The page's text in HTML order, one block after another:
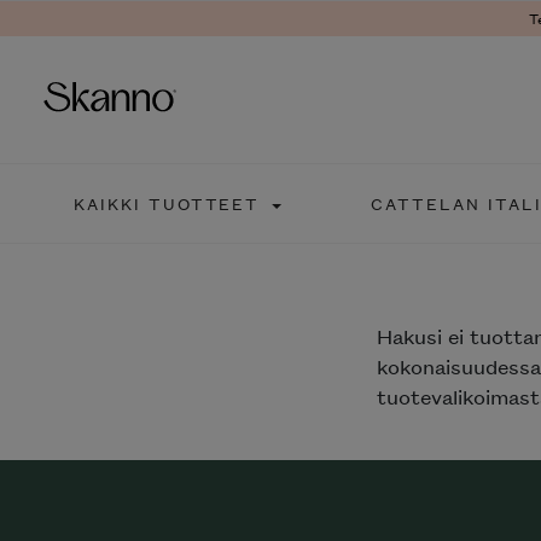
KAIKKI TUOTTEET CATTELAN
Hakusi ei